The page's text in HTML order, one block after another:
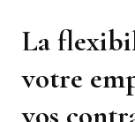
La
votre